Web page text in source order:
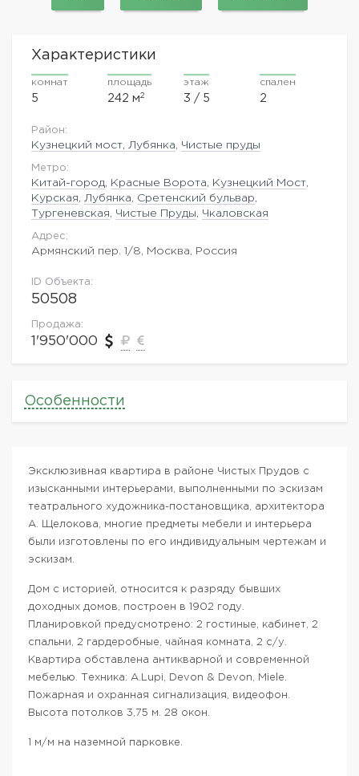
Характеристики
комнат
5
площадь
242 м2
этаж
3 / 5
спален
2
Район:
Кузнецкий мост, Лубянка Чистые пруды
Метро:
Китай-город Красные Ворота Кузнецкий Мост
Курская
Лубянка Сретенский бульвар
Тургеневская
Чистые Пруды Чкаловская
Адрес:
Армянский пер. 1/8, Москва, Россия
ID Объекта:
50508
Продажа:
1'950'000
Особенности
Эксклюзивная квартира в районе Чистых Прудов с
изысканными интерьерами, выполненными по эскизам
театрального художника-постановщика, архитектора
А. Щелокова, многие предметы мебели и интерьера
были изготовлены по его индивидуальным чертежам и
эскизам.
Дом с историей, относится к разряду бывших
доходных домов, построен в 1902 году.
Планировкой предусмотрено: 2 гостиные, кабинет, 2
спальни, 2 гардеробные, чайная комната, 2 с/у.
Квартира обставлена антикварной и современной
мебелью. Техника: A.Lupi, Devon & Devon, Miele.
Пожарная и охранная сигнализация, видеофон.
Высота потолков 3,75 м. 28 окон.
1 м/м на наземной парковке.